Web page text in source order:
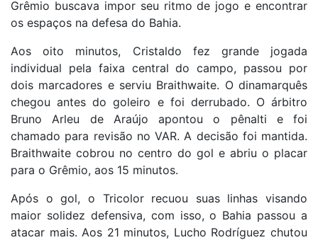
Grêmio buscava impor seu ritmo de jogo e encontrar
os espaços na defesa do Bahia.
Aos oito minutos, Cristaldo fez grande jogada
individual pela faixa central do campo, passou por
dois marcadores e serviu Braithwaite. O dinamarquês
chegou antes do goleiro e foi derrubado. O árbitro
Bruno Arleu de Araújo apontou o pênalti e foi
chamado para revisão no VAR. A decisão foi mantida.
Braithwaite cobrou no centro do gol e abriu o placar
para o Grêmio, aos 15 minutos.
Após o gol, o Tricolor recuou suas linhas visando
maior solidez defensiva, com isso, o Bahia passou a
atacar mais. Aos 21 minutos, Lucho Rodríguez chutou